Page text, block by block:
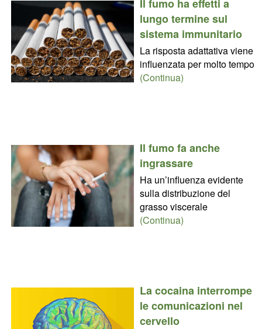
Il fumo ha effetti a
lungo termine sul
sistema immunitario
La risposta adattativa viene
influenzata per molto tempo
(Continua)
Il fumo fa anche
ingrassare
Ha un’influenza evidente
sulla distribuzione del
grasso viscerale
(Continua)
La cocaina interrompe
le comunicazioni nel
cervello